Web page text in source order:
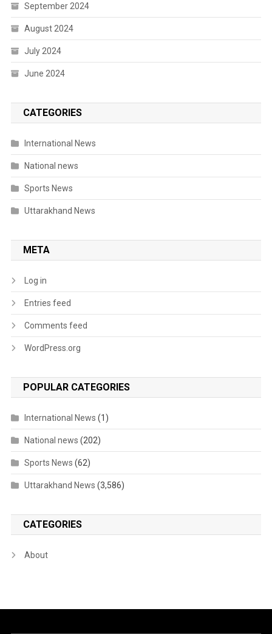
September 2024
August 2024
July 2024
June 2024
CATEGORIES
International News
National news
Sports News
Uttarakhand News
META
Log in
Entries feed
Comments feed
WordPress.org
POPULAR CATEGORIES
International News (1)
National news (202)
Sports News (62)
Uttarakhand News (3,586)
CATEGORIES
About